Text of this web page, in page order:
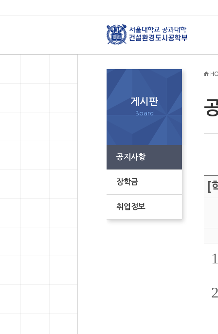
게시판
Board
공지사항
장학금
취업정보
[